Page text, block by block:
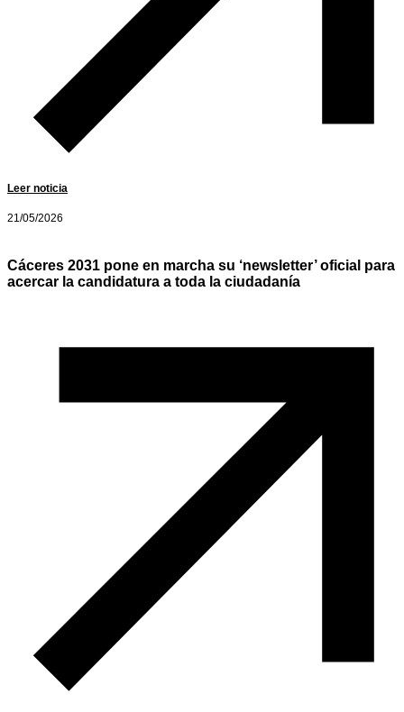
Leer noticia
21/05/2026
Cáceres 2031 pone en marcha su ‘newsletter’ oficial para
acercar la candidatura a toda la ciudadanía